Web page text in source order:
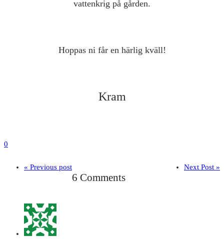
vattenkrig på gården.
Hoppas ni får en härlig kväll!
Kram
0
« Previous post Next Post »
6 Comments